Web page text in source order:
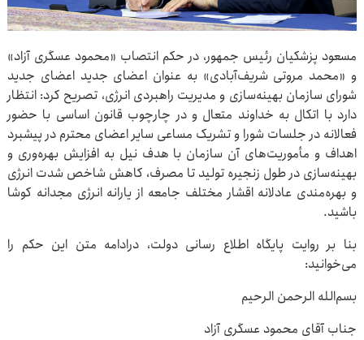
مسعود پزشکیان رئیس جمهور، در حکم انتصاب «محمود عسگری آزاد»
و «محمد مروتی شریف‌آبادی» به عنوان اعضای جدید اعضای جدید
شورای سازمان بهینه‌سازی و مدیریت راهبردی انرژی، تصریح کرد: انتظار
دارد با اتکال به خداوند متعال و در چارچوب قانون اساسی با حضور
فعالانه در جلسات شورا و تشریک مساعی سایر اعضای محترم در پیشبرد
اهداف و مأموریت‌های آن سازمان با هدف نیل به افزایش بهره‌وری و
بهینه‌سازی در طول زنجیره تولید تا مصرف، کاهش شاخص شدت انرژی
و بهره‌مندی عادلانه اقشار مختلف جامعه از یارانه انرژی مجدانه کوشا
باشید.
بنا بر روایت پایگاه اطلاع رسانی دولت، درادامه متن این حکم را
می‌خوانید:
بسم‌الله الرحمن الرحیم
جناب آقای محمود عسگری آزاد